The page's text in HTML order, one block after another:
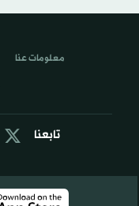
تابعنا
معلومات عنا